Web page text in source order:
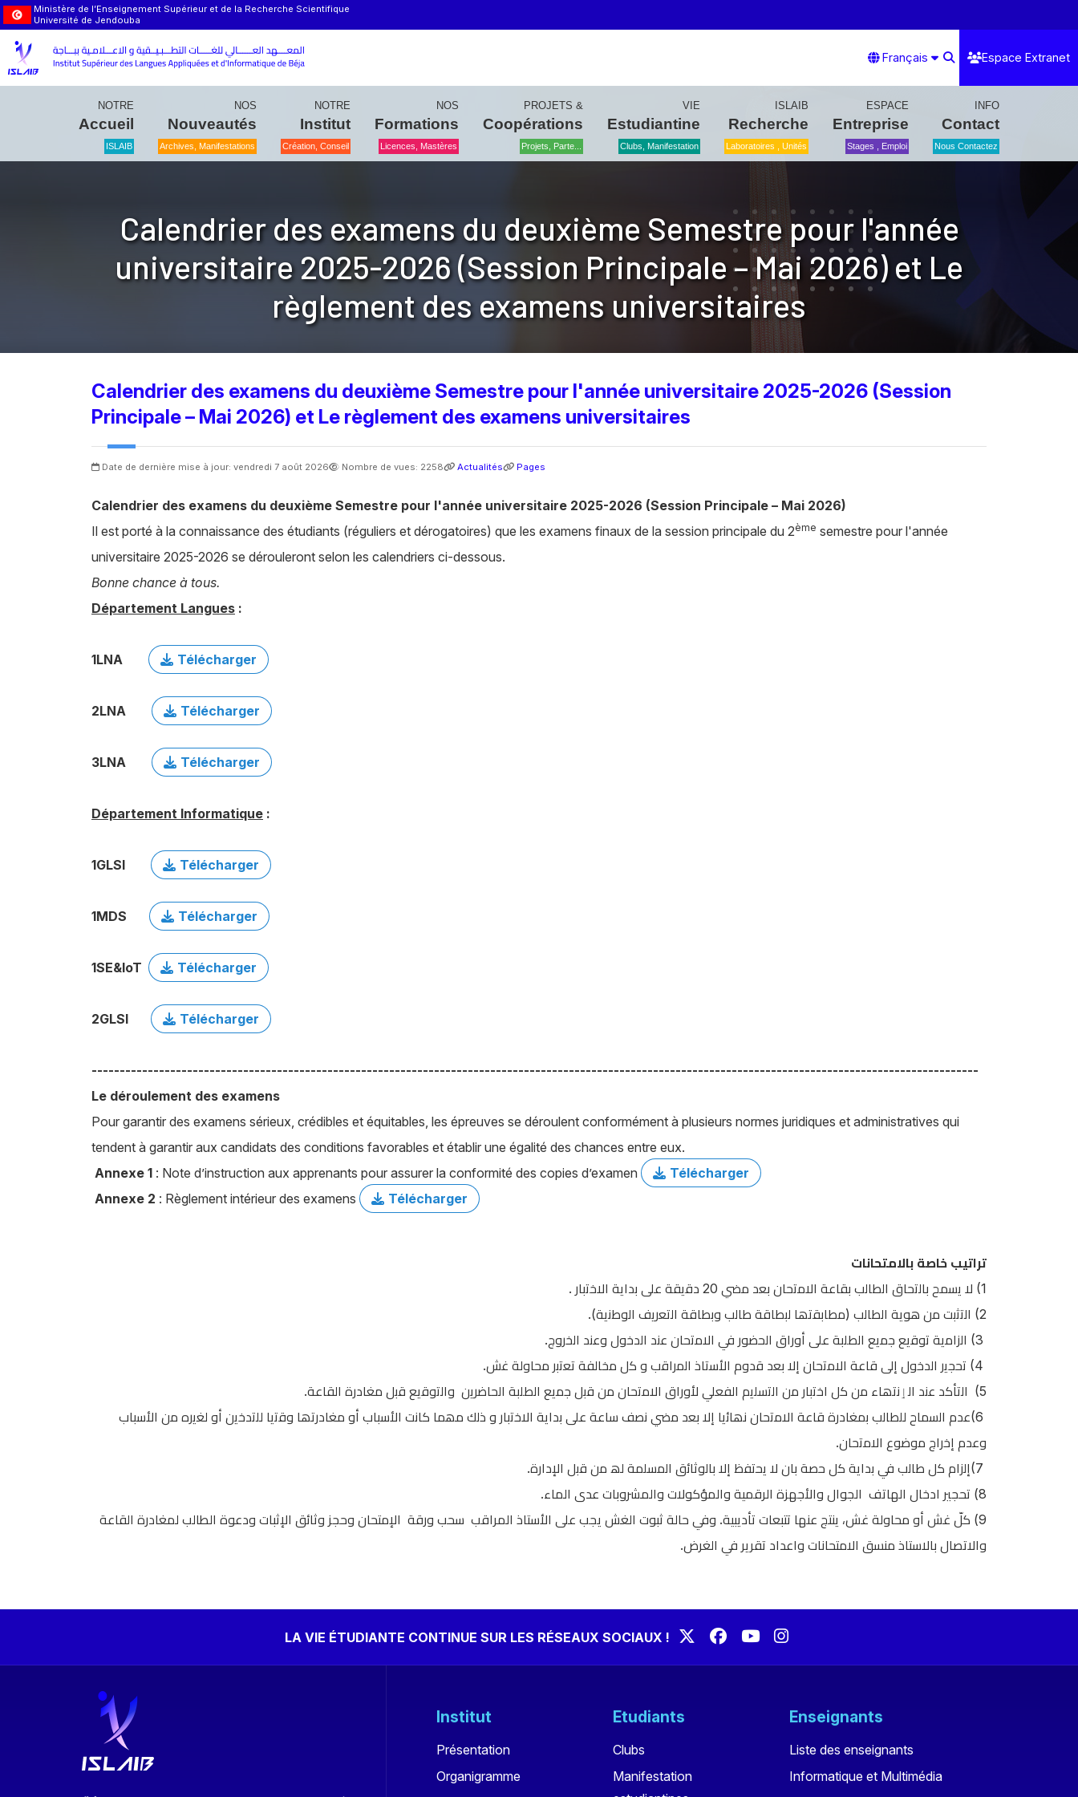
Ministère de l’Enseignement Supérieur et de la Recherche Scientifique
Université de Jendouba
Français Espace Extranet
NOTRE
Accueil
ISLAIB
NOS
Nouveautés
Archives, Manifestations
NOTRE
Institut
Création, Conseil
NOS
Formations
Licences, Mastères
PROJETS &
Coopérations
Projets, Parte...
VIE
Estudiantine
Clubs, Manifestation
ISLAIB
Recherche
Laboratoires , Unités
ESPACE
Entreprise
Stages , Emploi
INFO
Contact
Nous Contactez
Calendrier des examens du deuxième Semestre pour l'année
universitaire 2025-2026 (Session Principale – Mai 2026) et Le
règlement des examens universitaires
Calendrier des examens du deuxième Semestre pour l'année universitaire 2025-2026 (Session
Principale – Mai 2026) et Le règlement des examens universitaires
Date de dernière mise à jour: vendredi 7 août 2026 Nombre de vues: 2258 Actualités Pages
Calendrier des examens du deuxième Semestre pour l'année universitaire 2025-2026 (Session Principale – Mai 2026)
Il est porté à la connaissance des étudiants (réguliers et dérogatoires) que les examens finaux de la session principale du 2ème semestre pour l'année
universitaire 2025-2026 se dérouleront selon les calendriers ci-dessous.
Bonne chance à tous.
Département Langues :
1LNA Télécharger
2LNA Télécharger
3LNA Télécharger
Département Informatique :
1GLSI Télécharger
1MDS Télécharger
1SE&IoT Télécharger
2GLSI Télécharger
--------------------------------------------------------------------------------------------------------------------------------------------------------------
Le déroulement des examens
Pour garantir des examens sérieux, crédibles et équitables, les épreuves se déroulent conformément à plusieurs normes juridiques et administratives qui
tendent à garantir aux candidats des conditions favorables et établir une égalité des chances entre eux.
Annexe 1 : Note d’instruction aux apprenants pour assurer la conformité des copies d’examen
Télécharger
Annexe 2 : Règlement intérieur des examens Télécharger
تراتيب خاصة بالامتحانات
(1 ﻻ ﯾﺳﻣﺢ ﺑﺎﻟﺗﺣﺎق اﻟطﺎﻟب ﺑﻘﺎﻋﺔ اﻻﻣﺗﺣﺎن ﺑﻌد ﻣﺿﻲ 20 دﻗﯾﻘﺔ ﻋﻠﻰ ﺑداﯾﺔ اﻻﺧﺗﺑﺎر .
(2 اﻟﺗﺛﺑت ﻣن ھوﯾﺔ اﻟطﺎﻟب (ﻣطﺎﺑﻘﺗﮭﺎ ﻟﺑطﺎﻗﺔ طﺎﻟب وﺑطﺎﻗﺔ اﻟﺗﻌرﯾف اﻟوطﻧﯾﺔ.(
(3 اﻟزاﻣﯾﺔ ﺗوﻗﯾﻊ ﺟﻣﯾﻊ اﻟطﻠﺑﺔ ﻋﻠﻰ أوراق اﻟﺣﺿور ﻓﻲ اﻻﻣﺗﺣﺎن ﻋﻧد اﻟدﺧول وﻋﻧد اﻟﺧروج.
(4 ﺗﺣﺟﯾر اﻟدﺧول إﻟﻰ ﻗﺎﻋﺔ اﻻﻣﺗﺣﺎن إﻻ ﺑﻌد ﻗدوم اﻷﺳﺗﺎذ اﻟﻣراﻗب و ﻛل ﻣﺧﺎﻟﻔﺔ ﺗﻌﺗﺑر ﻣﺣﺎوﻟﺔ ﻏش.
(5 اﻟﺗﺄﻛد ﻋﻧد الٳﻧﺗﮭﺎء ﻣن ﻛل اﺧﺗﺑﺎر ﻣن اﻟﺗﺳﻠﯾم اﻟﻔﻌﻠﻲ ﻷوراق اﻻﻣﺗﺣﺎن ﻣن ﻗﺑل ﺟﻣﯾﻊ اﻟطﻠﺑﺔ اﻟﺣﺎﺿرﯾن واﻟﺗوﻗﯾﻊ ﻗﺑل ﻣﻐﺎدرة اﻟﻘﺎﻋﺔ.
(6ﻋدم اﻟﺳﻣﺎح ﻟﻠطﺎﻟب ﺑﻣﻐﺎدرة ﻗﺎﻋﺔ اﻻﻣﺗﺣﺎن ﻧﮭﺎﺋﯾﺎ إﻻ ﺑﻌد ﻣﺿﻲ ﻧﺻف ﺳﺎﻋﺔ ﻋﻠﻰ ﺑداﯾﺔ اﻻﺧﺗﺑﺎر و ذﻟك ﻣﮭﻣﺎ ﻛﺎﻧت اﻷﺳﺑﺎب أو ﻣﻐﺎدرﺗﮭﺎ وﻗﺗﯾﺎ ﻟﻠﺗدﺧﯾن أو ﻟﻐﯾره ﻣن اﻷﺳﺑﺎب
وﻋدم إﺧراج ﻣوﺿوع اﻻﻣﺗﺣﺎن.
(7إﻟزام ﻛل طﺎﻟب ﻓﻲ ﺑداﯾﺔ ﻛل ﺣﺻﺔ ﺑﺎن ﻻ ﯾﺣﺗﻔظ إﻻ ﺑﺎﻟوﺛﺎﺋق اﻟﻣﺳﻠﻣﺔ ﻟﮫ ﻣن ﻗﺑل الإدارة.
8
( تحجير ادخال الهاتف الجوال والأجهزة الرقمية والمؤكولات والمشروبات عدى الماء.
9
( كلّ غش أو محاولة غش، ينتج عنها تتبعات تأديبية. وفي حالة ثبوت الغش يجب على الأستاذ المراقب سحب ورقة الإمتحان وحجز وثائق الإثبات ودعوة الطالب لمغادرة القاعة
والاتصال بالاستاذ منسق الامتحانات واعداد تقرير في الغرض.
LA VIE ÉTUDIANTE CONTINUE SUR LES RÉSEAUX SOCIAUX !
Institut
Présentation
Organigramme
Etudiants
Clubs
Manifestation
Enseignants
Liste des enseignants
Informatique et Multimédia